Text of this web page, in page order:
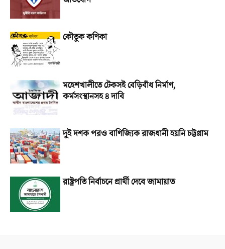
কৌতুক কণিকা
মহেশখালীতে টেকসই বেড়িবাঁধ নির্মাণ,
কর্মসংস্থানসহ ৪ দাবি
দুই দশক পরও বাণিজ্যিক রাজধানী হয়নি চট্টগ্রাম
রাষ্ট্রপতি নির্বাচনে প্রার্থী দেবে জামায়াত